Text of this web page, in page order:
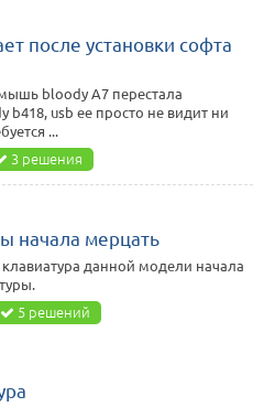
после установки софта
bloody A7 перестала
b418, usb ее просто не видит ни
...
3 решения
начала мерцать
данной модели начала
5 решений